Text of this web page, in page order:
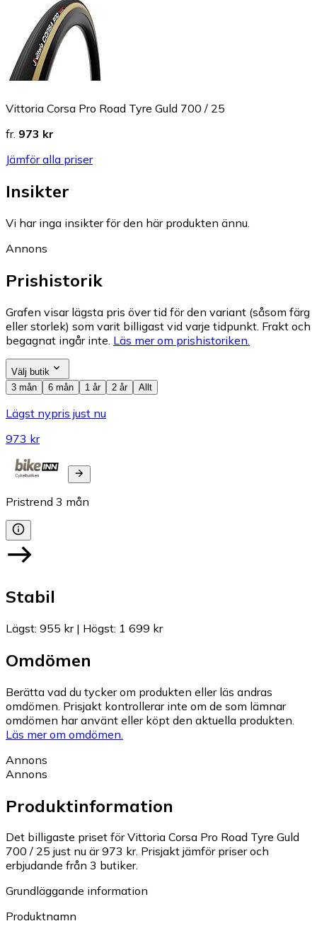
Vittoria Corsa Pro Road Tyre Guld 700 / 25
fr. 973 kr
Jämför alla priser
Insikter
Vi har inga insikter för den här produkten ännu.
Annons
Prishistorik
Grafen visar lägsta pris över tid för den variant (såsom färg
eller storlek) som varit billigast vid varje tidpunkt. Frakt och
begagnat ingår inte. Läs mer om prishistoriken.
Välj butik
3 mån
6 mån 1 år 2 år Allt
Lägst nypris just nu
973 kr
Pristrend 3 mån
Stabil
Lägst: 955 kr| Högst: 1 699 kr
Omdömen
Berätta vad du tycker om produkten eller läs andras
omdömen. Prisjakt kontrollerar inte om de som lämnar
omdömen har använt eller köpt den aktuella produkten.
Läs mer om omdömen.
Annons
Annons
Produktinformation
Det billigaste priset för Vittoria Corsa Pro Road Tyre Guld
700 / 25 just nu är 973 kr. Prisjakt jämför priser och
erbjudande från 3 butiker.
Grundläggande information
Produktnamn